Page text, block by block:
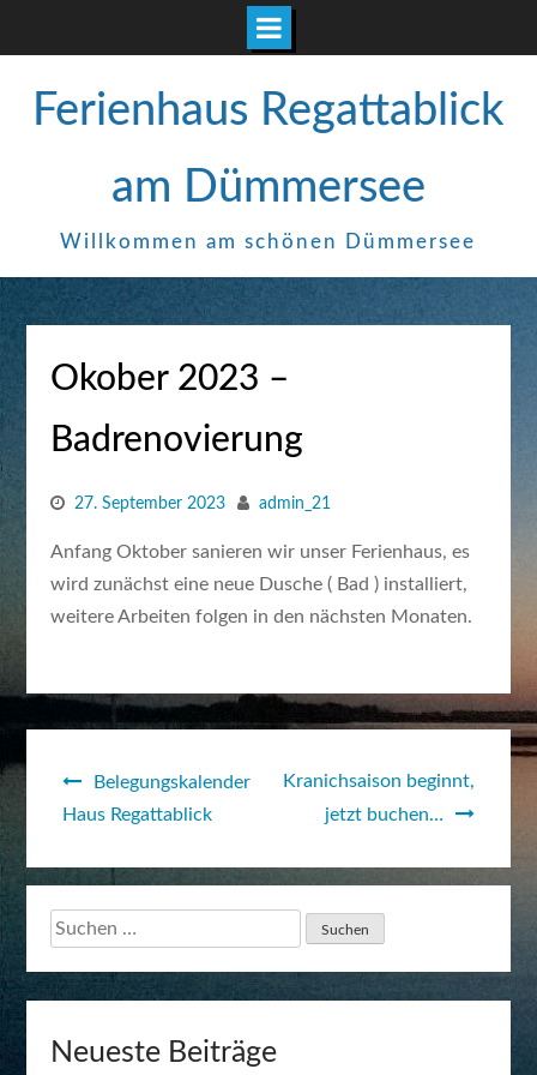
InhaltFerienhaus Regattablick
am Dümmersee
Willkommen am schönen Dümmersee
Okober 2023 –
Badrenovierung
27. September 2023 admin_21
Anfang Oktober sanieren wir unser Ferienhaus, es
wird zunächst eine neue Dusche ( Bad ) installiert,
weitere Arbeiten folgen in den nächsten Monaten.
Beitragsnavigation
Belegungskalender
Haus Regattablick
Kranichsaison beginnt,
jetzt buchen…
Suchen
Neueste Beiträge